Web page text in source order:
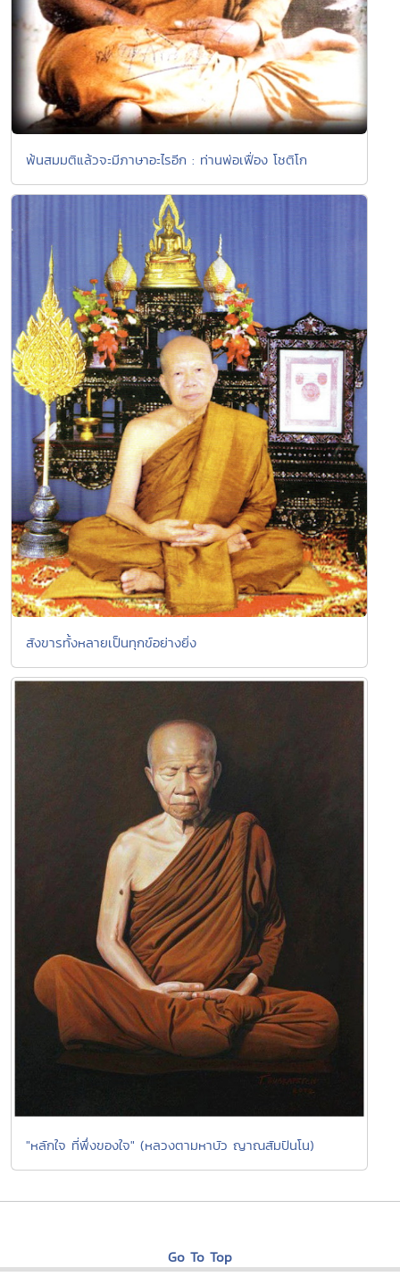
พ้นสมมติแล้วจะมีภาษาอะไรอีก : ท่านพ่อเฟื่อง โชติโก
สังขารทั้งหลายเป็นทุกข์อย่างยิ่ง
"หลักใจ ที่พึ่งของใจ" (หลวงตามหาบัว ญาณสัมปันโน)
Go To Top